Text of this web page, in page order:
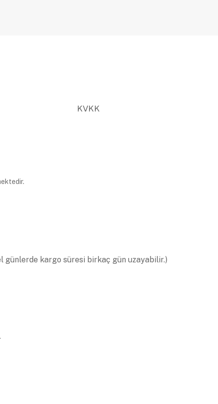
KVKK
günlerde kargo süresi birkaç gün uzayabilir.)